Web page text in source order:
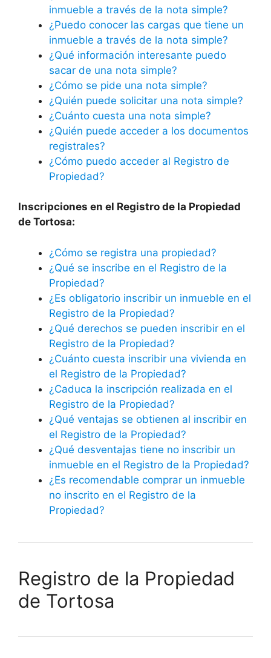
inmueble a través de la nota simple?
¿Puedo conocer las cargas que tiene un
inmueble a través de la nota simple?
¿Qué información interesante puedo
sacar de una nota simple?
¿Cómo se pide una nota simple?
¿Quién puede solicitar una nota simple?
¿Cuánto cuesta una nota simple?
¿Quién puede acceder a los documentos
registrales?
¿Cómo puedo acceder al Registro de
Propiedad?
Inscripciones en el Registro de la Propiedad
de Tortosa:
¿Cómo se registra una propiedad?
¿Qué se inscribe en el Registro de la
Propiedad?
¿Es obligatorio inscribir un inmueble en el
Registro de la Propiedad?
¿Qué derechos se pueden inscribir en el
Registro de la Propiedad?
¿Cuánto cuesta inscribir una vivienda en
el Registro de la Propiedad?
¿Caduca la inscripción realizada en el
Registro de la Propiedad?
¿Qué ventajas se obtienen al inscribir en
el Registro de la Propiedad?
¿Qué desventajas tiene no inscribir un
inmueble en el Registro de la Propiedad?
¿Es recomendable comprar un inmueble
no inscrito en el Registro de la
Propiedad?
Registro de la Propiedad
de Tortosa